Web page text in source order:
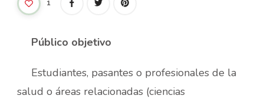
1
Público objetivo
Estudiantes, pasantes o profesionales de la
salud o áreas relacionadas (ciencias